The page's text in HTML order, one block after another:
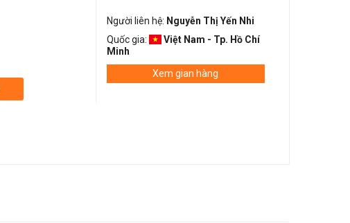
Người liên hệ: Nguyễn Thị Yến Nhi
Quốc gia:
Việt Nam - Tp. Hồ Chí
Minh
Xem gian hàng